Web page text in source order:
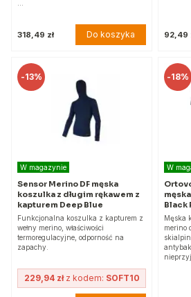
318,49 zł Do koszyka 92,49
-13%
W magazynie
Sensor Merino DF męska
koszulka z długim rękawem z
kapturem Deep Blue
Funkcjonalna koszulka z kapturem z
wełny merino, właściwości
termoregulacyjne, odporność na
zapachy.
229,94 złz kodem: SOFT10
-18%
W
Black
Męska
merino